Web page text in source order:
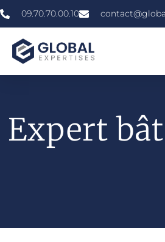
09.70.70.00.10
Expert
»»»Expert En Bâtiment À